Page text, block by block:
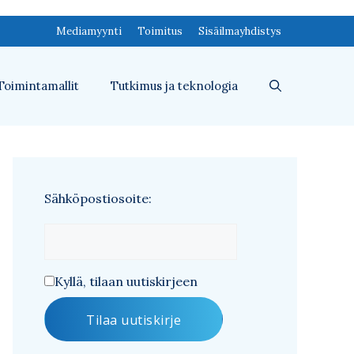
Mediamyynti Toimitus Sisäilmayhdistys
Tutkimus ja teknologia
Sähköpostiosoite:
Kyllä, tilaan uutiskirjeen